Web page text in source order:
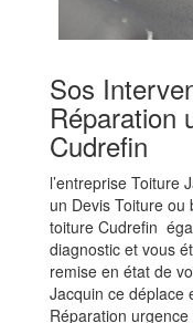
Sos
Réparation
Cudrefin
l’entreprise Toiture
un Devis Toiture
toiture Cudrefin
diagnostic et vous
remise en état de
Jacquin ce déplace
Réparation